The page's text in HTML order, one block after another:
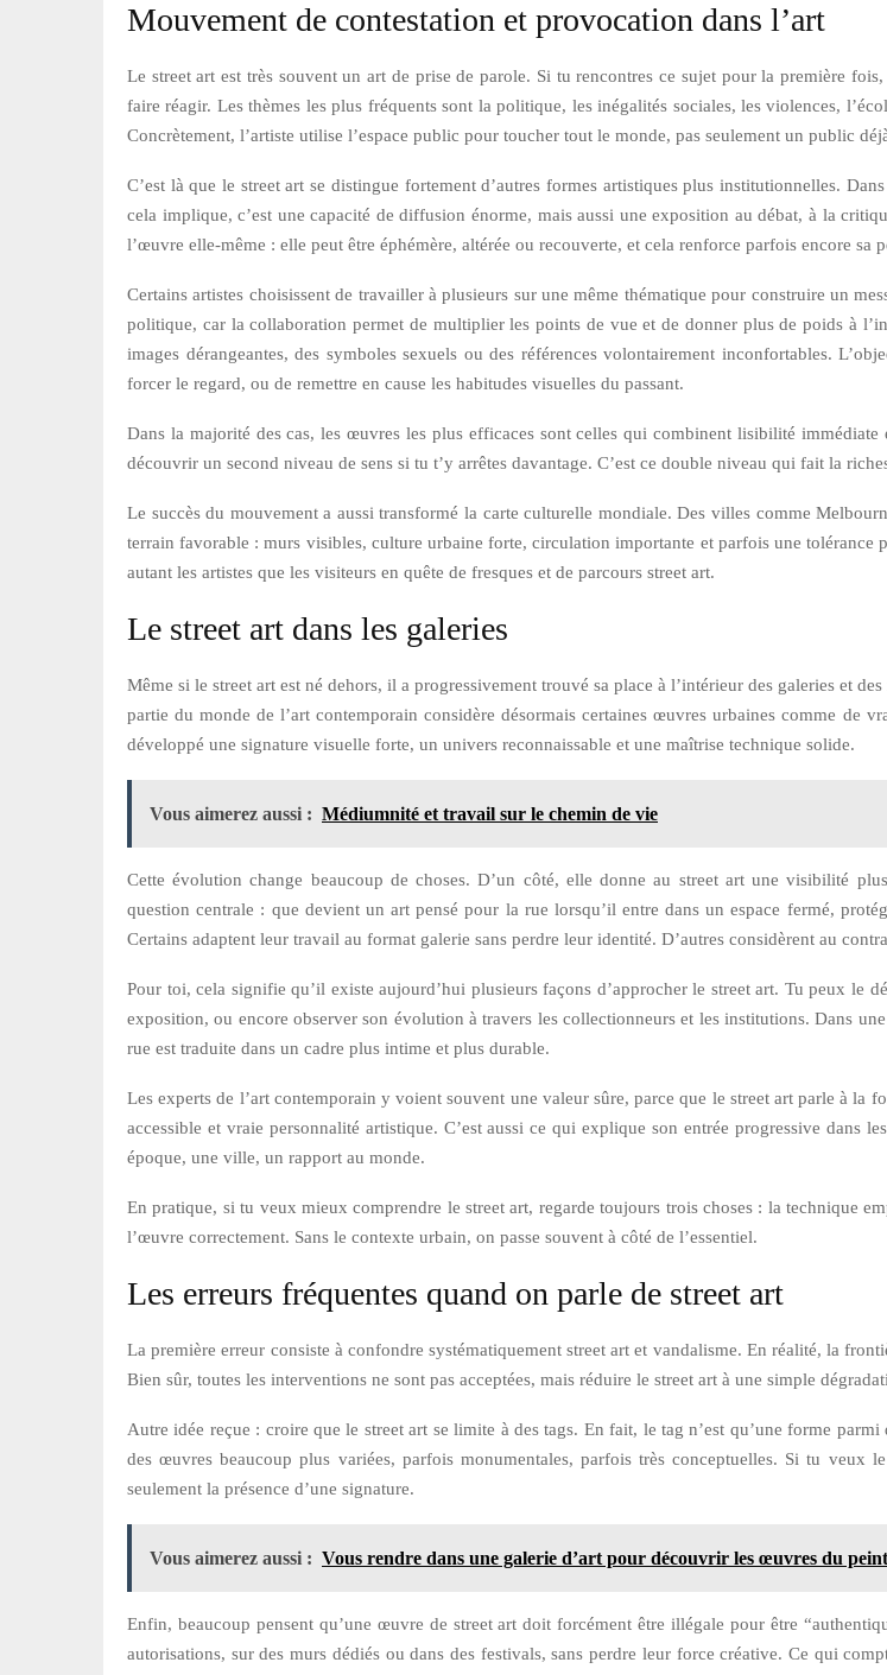
Mouvement de contestation et provocation dans l’art
Le street art est très souvent un art de prise de parole. Si tu rencontres ce sujet pour la première
faire réagir. Les thèmes les plus fréquents sont la politique, les inégalités sociales, les violences,
Concrètement, l’artiste utilise l’espace public pour toucher tout le monde, pas seulement un public
C’est là que le street art se distingue fortement d’autres formes artistiques plus institutionnelles.
cela implique, c’est une capacité de diffusion énorme, mais aussi une exposition au débat, à la
l’œuvre elle-même : elle peut être éphémère, altérée ou recouverte, et cela renforce parfois encore sa
Certains artistes choisissent de travailler à plusieurs sur une même thématique pour construire un
politique, car la collaboration permet de multiplier les points de vue et de donner plus de poids à
images dérangeantes, des symboles sexuels ou des références volontairement inconfortables.
forcer le regard, ou de remettre en cause les habitudes visuelles du passant.
Dans la majorité des cas, les œuvres les plus efficaces sont celles qui combinent lisibilité
découvrir un second niveau de sens si tu t’y arrêtes davantage. C’est ce double niveau qui fait la
Le succès du mouvement a aussi transformé la carte culturelle mondiale. Des villes comme
terrain favorable : murs visibles, culture urbaine forte, circulation importante et parfois une tolérance
autant les artistes que les visiteurs en quête de fresques et de parcours street art.
Le street art dans les galeries
Même si le street art est né dehors, il a progressivement trouvé sa place à l’intérieur des galeries et
partie du monde de l’art contemporain considère désormais certaines œuvres urbaines comme de
développé une signature visuelle forte, un univers reconnaissable et une maîtrise technique solide.
Vous aimerez aussi : Médiumnité et travail sur le chemin de vie
Cette évolution change beaucoup de choses. D’un côté, elle donne au street art une visibilité
question centrale : que devient un art pensé pour la rue lorsqu’il entre dans un espace fermé,
Certains adaptent leur travail au format galerie sans perdre leur identité. D’autres considèrent au
Pour toi, cela signifie qu’il existe aujourd’hui plusieurs façons d’approcher le street art. Tu peux le
exposition, ou encore observer son évolution à travers les collectionneurs et les institutions. Dans une
rue est traduite dans un cadre plus intime et plus durable.
Les experts de l’art contemporain y voient souvent une valeur sûre, parce que le street art parle à la
accessible et vraie personnalité artistique. C’est aussi ce qui explique son entrée progressive dans
époque, une ville, un rapport au monde.
En pratique, si tu veux mieux comprendre le street art, regarde toujours trois choses : la technique
l’œuvre correctement. Sans le contexte urbain, on passe souvent à côté de l’essentiel.
Les erreurs fréquentes quand on parle de street art
La première erreur consiste à confondre systématiquement street art et vandalisme. En réalité, la
Bien sûr, toutes les interventions ne sont pas acceptées, mais réduire le street art à une simple
Autre idée reçue : croire que le street art se limite à des tags. En fait, le tag n’est qu’une forme
des œuvres beaucoup plus variées, parfois monumentales, parfois très conceptuelles. Si tu veux
seulement la présence d’une signature.
Vous aimerez aussi : Vous rendre dans une galerie d’art pour découvrir les œuvres du
Enfin, beaucoup pensent qu’une œuvre de street art doit forcément être illégale pour être
autorisations, sur des murs dédiés ou dans des festivals, sans perdre leur force créative. Ce qui